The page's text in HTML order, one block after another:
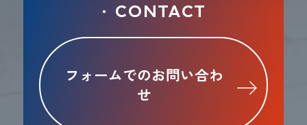
● CONTACT
フォームでのお問い合わ
せ